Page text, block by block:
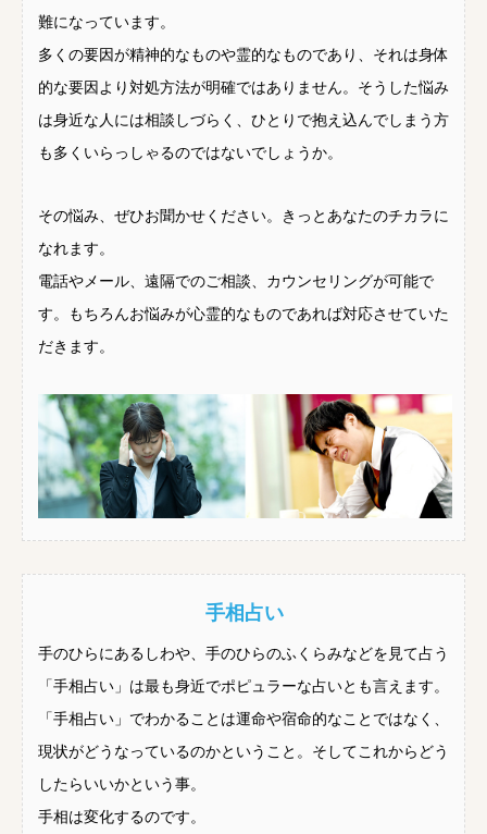
難になっています。
多くの要因が精神的なものや霊的なものであり、それは身体
的な要因より対処方法が明確ではありません。そうした悩み
は身近な人には相談しづらく、ひとりで抱え込んでしまう方
も多くいらっしゃるのではないでしょうか。
その悩み、ぜひお聞かせください。きっとあなたのチカラに
なれます。
電話やメール、遠隔でのご相談、カウンセリングが可能で
す。もちろんお悩みが心霊的なものであれば対応させていた
だきます。
手相占い
手のひらにあるしわや、手のひらのふくらみなどを見て占う
「手相占い」は最も身近でポピュラーな占いとも言えます。
「手相占い」でわかることは運命や宿命的なことではなく、
現状がどうなっているのかということ。そしてこれからどう
したらいいかという事。
手相は変化するのです。